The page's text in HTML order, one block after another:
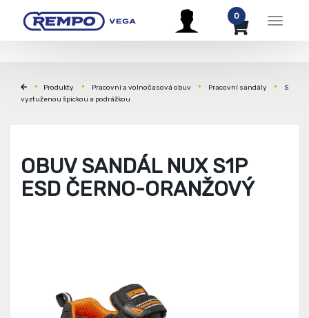
Menu
0
Produkty Pracovní a volnočasová obuv Pracovní sandály
S
vyztuženou špickou a podrážkou
OBUV SANDÁL NUX S1P
ESD ČERNO-ORANŽOVÝ